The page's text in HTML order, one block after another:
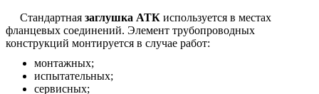
Стандартная заглушка АТК используется в местах
фланцевых соединений. Элемент трубопроводных
конструкций монтируется в случае работ:
монтажных;
испытательных;
сервисных;